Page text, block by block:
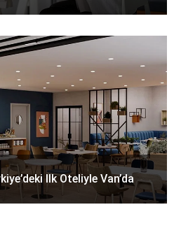
Ilk Oteliyle Van’da